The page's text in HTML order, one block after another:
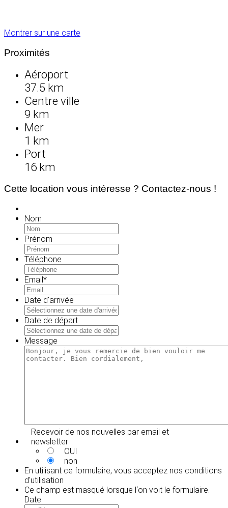
Montrer sur une carte
Proximités
Aéroport
37.5 km
Centre ville
9 km
Mer
1 km
Port
16 km
Cette location vous intéresse ? Contactez-nous !
Nom
Prénom
Téléphone
Email*
Date d'arrivée
JJ
slash
AAAA
Date de départ
JJ
slash
Message
Recevoir de nos nouvelles par email et
newsletter
OUI
non
En utilisant ce formulaire, vous acceptez nos conditions
d'utilisation
Ce champ est masqué lorsque l‘on voit le formulaire.
Date